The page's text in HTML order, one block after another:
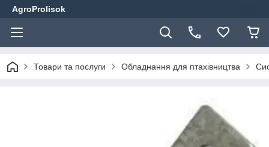
AgroProlisok
Товари та послуги Обладнання для птахівництва